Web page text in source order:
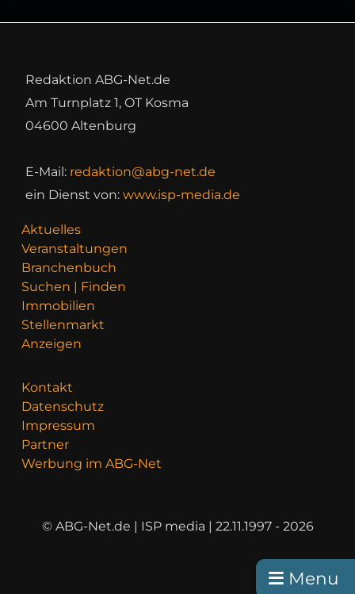
Menu
Redaktion ABG-Net.de
Am Turnplatz 1, OT Kosma
04600 Altenburg
E-Mail: redaktion@abg-net.de
ein Dienst von: www.isp-media.de
Aktuelles
Veranstaltungen
Branchenbuch
Suchen | Finden
Immobilien
Stellenmarkt
Anzeigen
Kontakt
Datenschutz
Impressum
Partner
Werbung im ABG-Net
© ABG-Net.de | ISP media | 22.11.1997 - 2026